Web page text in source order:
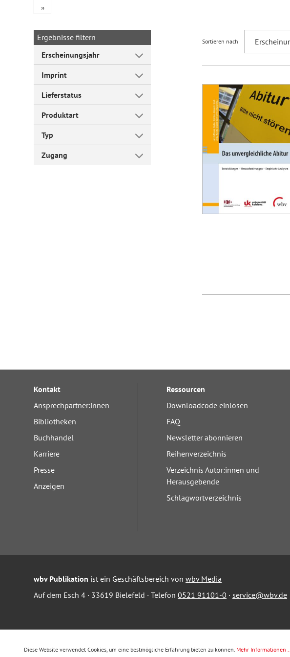
Forum Arbeitslehre
„
Ergebnisse filtern
Erscheinungsjahr
Imprint
Lieferstatus
Produktart
Typ
Zugang
Sortieren nach
Kontakt
Ansprechpartner:innen
Bibliotheken
Buchhandel
Karriere
Presse
Anzeigen
Ressourcen
Downloadcode einlösen
FAQ
Newsletter abonnieren
Reihenverzeichnis
Verzeichnis Autor:innen und
Herausgebende
Schlagwortverzeichnis
wbv Publikation ist ein Geschäftsbereich von wbv Media
Auf dem Esch 4 · 33619 Bielefeld · Telefon 0521 91101-0 · service@wbv.de
Diese Website verwendet Cookies, um eine bestmögliche Erfahrung bieten zu können. Mehr Informationen ...